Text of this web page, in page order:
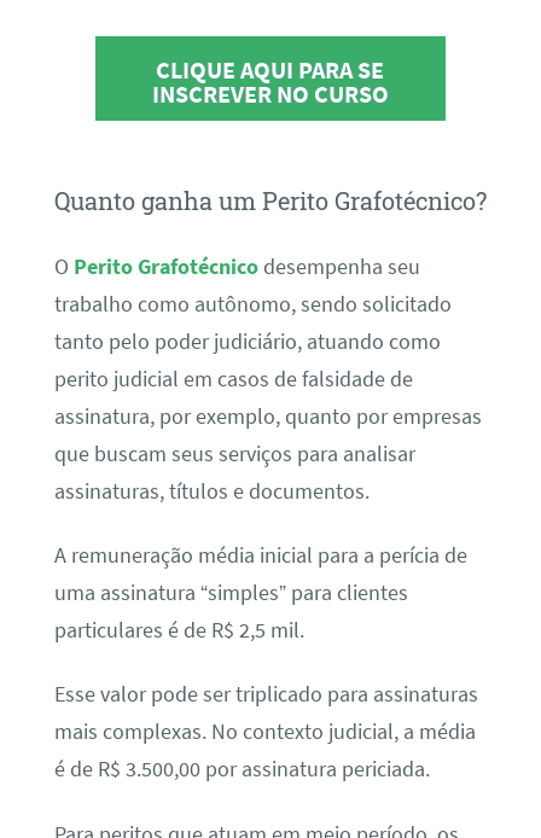
CLIQUE AQUI PARA SE
INSCREVER NO CURSO
Quanto ganha um Perito Grafotécnico?
O Perito Grafotécnicodesempenha seu
trabalho como autônomo, sendo solicitado
tanto pelo poder judiciário, atuando como
perito judicial em casos de falsidade de
assinatura, por exemplo, quanto por empresas
que buscam seus serviços para analisar
assinaturas, títulos e documentos.
A remuneração média inicial para a perícia de
uma assinatura “simples” para clientes
particulares é de R$ 2,5 mil.
Esse valor pode ser triplicado para assinaturas
mais complexas. No contexto judicial, a média
é de R$ 3.500,00 por assinatura periciada.